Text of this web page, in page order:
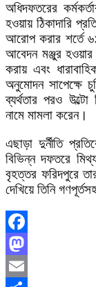
অধিদফতরের
হওয়ায় ঠিকাদারি
আরোপ করার শর্তে
আবেদন মঞ্জুর হওয়ার
করায় এবং
অনুমোদন সাপেক্ষে
ব্যর্থতার পরও উল্টো
নামে মামলা করেন।
এছাড়া দুর্নীতি
বিভিন্ন দফতরে
বৃহত্তর ফরিদপুরে
দেখিয়ে তিনি
Facebook
Mastodon